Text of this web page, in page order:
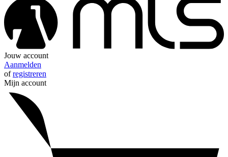
Jouw account
Aanmelden
ofregistreren
Mijn account